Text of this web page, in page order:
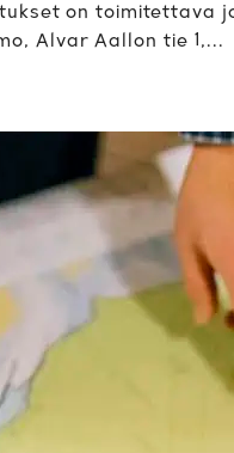
on toimitettava
Alvar Aallon tie 1,...